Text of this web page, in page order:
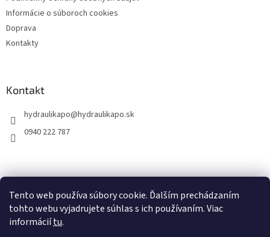
Tento web používa súbory cookie. Ďalším prechádzaním
tohto webu vyjadrujete súhlas s ich používaním. Viac
informáciítu.
Informácie o súboroch cookies
Doprava
Kontakty
Kontakt
hydraulikapo@hydraulikapo.sk
0940 222 787